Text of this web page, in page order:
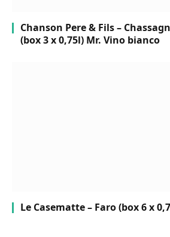
Chanson Pere & Fils –
(box 3 x 0,75l) Mr. Vino bianco
Le Casematte – Faro (box 6 x